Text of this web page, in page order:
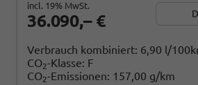
36.090,– €
incl. 19% MwSt.
Verbrauch kombiniert: 6,90 l/
CO2-Klasse: F
CO2-Emissionen: 157,00 g/km